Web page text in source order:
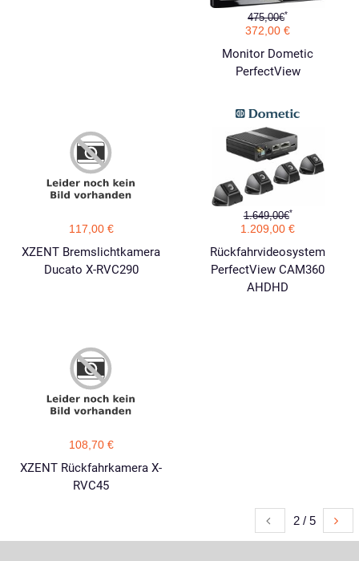
475,00€*
372,00 €
Monitor Dometic
PerfectView
117,00 €
XZENT Bremslichtkamera
Ducato X-RVC290
1.649,00€*
1.209,00 €
Rückfahrvideosystem
PerfectView CAM360
AHDHD
108,70 €
XZENT Rückfahrkamera X-
RVC45
2 / 5